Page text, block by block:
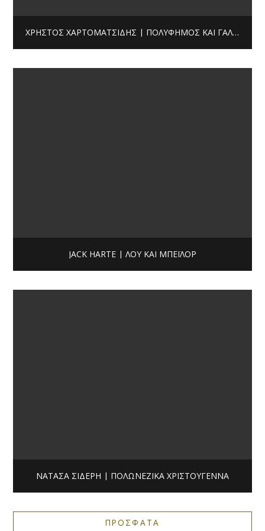
ΧΡΉΣΤΟΣ ΧΑΡΤΟΜΑΤΣΊΔΗΣ | ΠΟΛΎΦΗΜΟΣ ΚΑΙ ΓΑΛΆΤΕΙΑ
JACK HARTE | ΛΟΥ ΚΑΙ ΜΠΈΙΛΟΡ
ΝΑΤΆΣΑ ΣΊΔΕΡΗ | ΠΟΛΩΝΈΖΙΚΑ ΧΡΙΣΤΟΎΓΕΝΝΑ
ΠΡΟΣΦΑΤΑ